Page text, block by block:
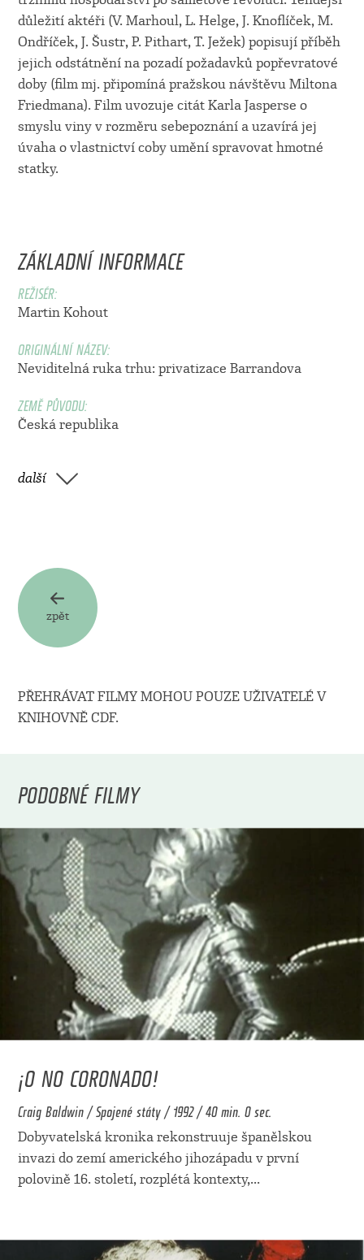
důležití aktéři (V. Marhoul, L. Helge, J. Knoflíček, M.
Ondříček, J. Šustr, P. Pithart, T. Ježek) popisují příběh
jejich odstátnění na pozadí požadavků popřevratové
doby (film mj. připomíná pražskou návštěvu Miltona
Friedmana). Film uvozuje citát Karla Jasperse o
smyslu viny v rozměru sebepoznání a uzavírá jej
úvaha o vlastnictví coby umění spravovat hmotné
statky.
ZÁKLADNÍ INFORMACE
REŽISÉR:
Martin Kohout
ORIGINÁLNÍ NÁZEV:
Neviditelná ruka trhu: privatizace Barrandova
ZEMĚ PŮVODU:
Česká republika
další
zpět
PŘEHRÁVAT FILMY MOHOU POUZE UŽIVATELÉ V
KNIHOVNĚ CDF.
PODOBNÉ FILMY
¡O NO CORONADO!
Craig Baldwin / Spojené státy / 1992 / 40 min. 0 sec.
Dobyvatelská kronika rekonstruuje španělskou
invazi do zemí amerického jihozápadu v první
polovině 16. století, rozplétá kontexty,...